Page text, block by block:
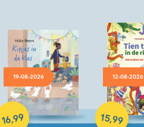
19-08-2026
16,99
Hardcover
12-08-2026
15,99
Hardcover